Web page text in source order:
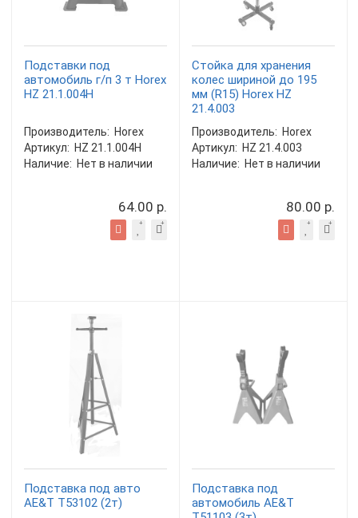
Подставки под
автомобиль г/п 3 т Horex
HZ 21.1.004H
Производитель: Horex
Артикул: HZ 21.1.004H
Наличие: Нет в наличии
64.00 р.
Стойка для хранения
колес шириной до 195
мм (R15) Horex HZ
21.4.003
Производитель: Horex
Артикул: HZ 21.4.003
Наличие: Нет в наличии
80.00 р.
Подставка под авто
AE&T T53102 (2т)
Подставка под
автомобиль AE&T